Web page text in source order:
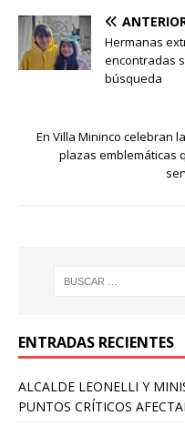
Hermanas
encontradas
búsqueda
En Villa Mininco celebran
plazas emblemáticas
ENTRADAS RECIENTES
ALCALDE LEONELLI Y
PUNTOS CRÍTICOS